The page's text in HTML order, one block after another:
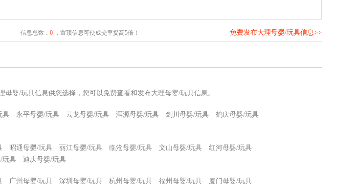
信息总数： 0，置顶信息可使成交率提高5倍！ 免费发布大理母婴/玩具信息>>
婴/玩具信息供您选择，您可以免费查看和发布大理母婴/玩具信息。
具 永平母婴/玩具 云龙母婴/玩具 洱源母婴/玩具 剑川母婴/玩具
鹤庆母婴/玩具
昭通母婴/玩具 丽江母婴/玩具 临沧母婴/玩具 文山母婴/玩具
红河母婴/玩具
玩具 迪庆母婴/玩具
广州母婴/玩具 深圳母婴/玩具 杭州母婴/玩具 福州母婴/玩具
厦门母婴/玩具